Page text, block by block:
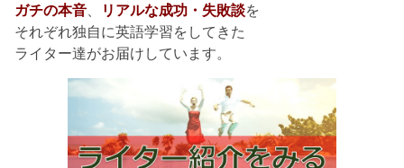
ガチの本音
リアルな成功・失敗談を
それぞれ独自に英語学習をしてきた
ライター達がお届けしています。